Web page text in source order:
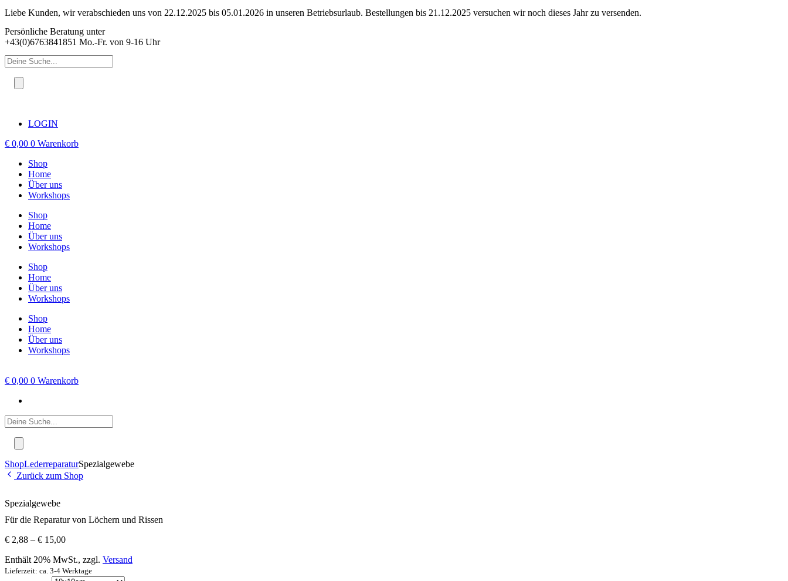
Zum
springen
Liebe Kunden, wir verabschieden uns von 22.12.2025 bis 05.01.2026 in unseren Betriebsurlaub. Bestellungen bis 21.12.2025 versuchen wir noch dieses Jahr zu versenden.
Persönliche Beratung unter
+43(0)6763841851 Mo.-Fr. von 9-16 Uhr
Products
search
LOGIN
€ 0,00 0 Warenkorb
Shop
Home
Über uns
Workshops
Shop
Home
Über uns
Workshops
Shop
Home
Über uns
Workshops
Shop
Home
Über uns
Workshops
€ 0,00 0 Warenkorb
Products
search
ShopLederreparaturSpezialgewebe
Zurück zum Shop
Spezialgewebe
Für die Reparatur von Löchern und Rissen
€ 2,88 – € 15,00Preisspanne:
bis
€ 15,00
Enthält 20% MwSt., zzgl. Versand
Lieferzeit: ca. 3-4 Werktage